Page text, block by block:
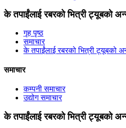
के तपाईंलाई रबरको भित्री ट्यूबको
गृह पृष्ठ
समाचार
के तपाईंलाई रबरको भित्री ट्यूबको
समाचार
कम्पनी समाचार
उद्योग समाचार
के तपाईंलाई रबरको भित्री ट्यूबको